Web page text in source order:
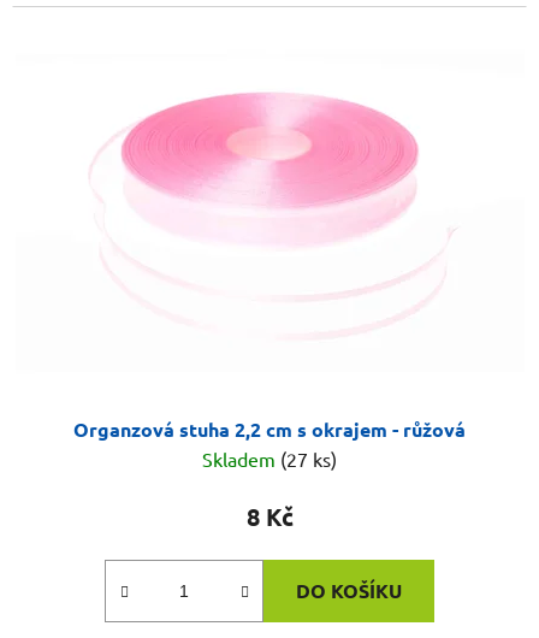
Organzová stuha 2,2 cm s okrajem - růžová
Skladem (27 ks)
8 Kč
DO KOŠÍKU